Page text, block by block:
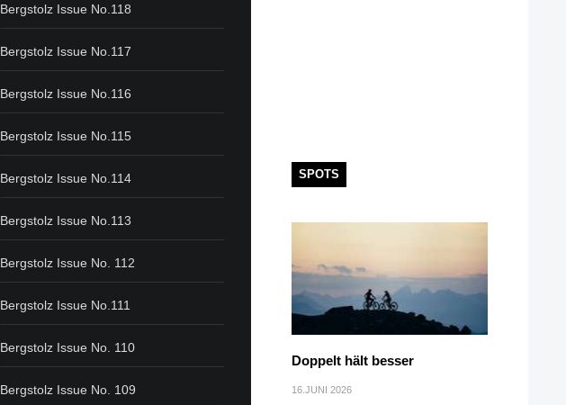
Bergstolz Issue No.118
Bergstolz Issue No.117
Bergstolz Issue No.116
Bergstolz Issue No.115
Bergstolz Issue No.114
Bergstolz Issue No.113
Bergstolz Issue No. 112
Bergstolz Issue No.111
Bergstolz Issue No. 110
Bergstolz Issue No. 109
SPOTS
Doppelt hält besser
16.JUNI 2026